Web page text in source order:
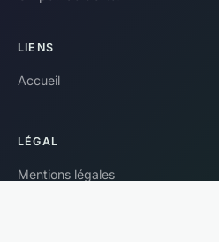
LIENS
Accueil
LÉGAL
Mentions légales